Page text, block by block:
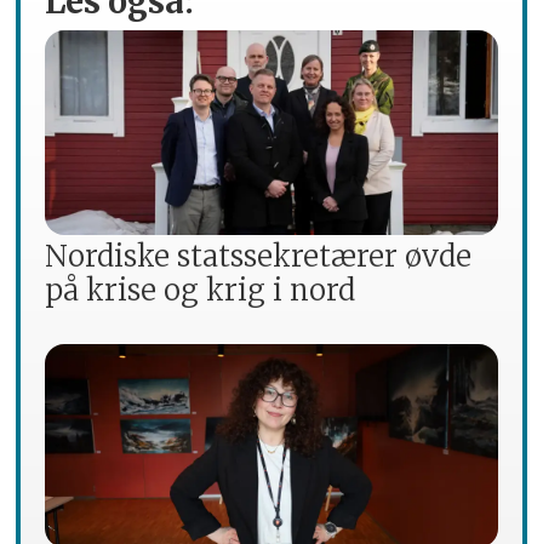
Nordiske statssekretærer øvde
på krise og krig i nord